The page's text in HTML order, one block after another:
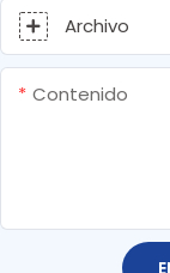
Archivo
Contenido